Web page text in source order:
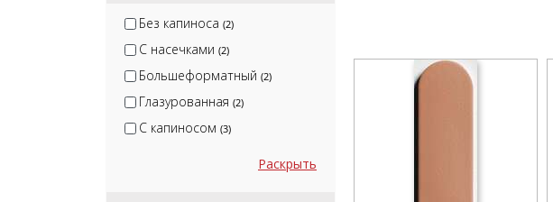
Без капиноса (2)
С насечками (2)
Большеформатный (2)
Глазурованная (2)
С капиносом (3)
Раскрыть